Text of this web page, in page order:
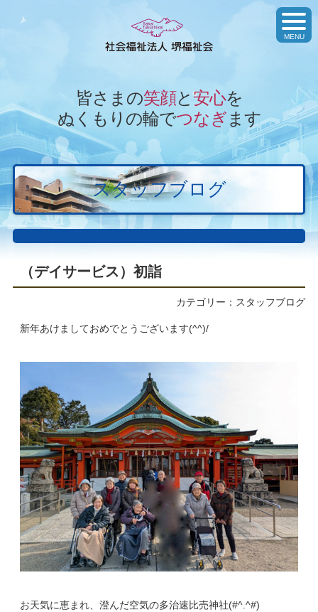
皆さまの笑顔と安心を
ぬくもりの輪でつなぎ ます
toggle
MENU
スタッフブログ
（デイサービス）初詣
カテゴリー：スタッフブログ
新年あけましておめでとうございます(^^)/
お天気に恵まれ、澄んだ空気の多治速比売神社(#^.^#)